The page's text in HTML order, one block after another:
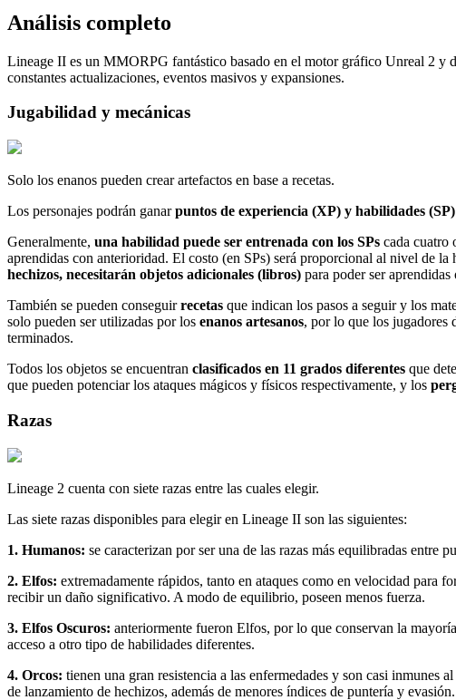
Análisis completo
Lineage II es un MMORPG fantástico basado en el motor gráfico Unreal 2 y
constantes actualizaciones, eventos masivos y expansiones.
Jugabilidad y mecánicas
Solo los enanos pueden crear artefactos en base a recetas.
Los personajes podrán ganarpuntos de experiencia (XP) y habilidades (SP)
Generalmente, una habilidad puede ser entrenada con los SPs cada cuatro
aprendidas con anterioridad. El costo (en SPs) será proporcional al nivel de
hechizos, necesitarán objetos adicionales (libros) para poder ser aprendidas
También se pueden conseguirrecetas que indican los pasos a seguir y los
solo pueden ser utilizadas por los enanos artesanos, por lo que los jugadores
terminados.
Todos los objetos se encuentran clasificados en 11 grados diferentes que
que pueden potenciar los ataques mágicos y físicos respectivamente, y los
Razas
Lineage 2 cuenta con siete razas entre las cuales elegir.
Las siete razas disponibles para elegir en Lineage II son las siguientes:
1. Humanos: se caracterizan por ser una de las razas más equilibradas entre
2. Elfos: extremadamente rápidos, tanto en ataques como en velocidad para
recibir un daño significativo. A modo de equilibrio, poseen menos fuerza.
3. Elfos Oscuros: anteriormente fueron Elfos, por lo que conservan la
acceso a otro tipo de habilidades diferentes.
4. Orcos: tienen una gran resistencia a las enfermedades y son casi inmunes
de lanzamiento de hechizos, además de menores índices de puntería y evasión.